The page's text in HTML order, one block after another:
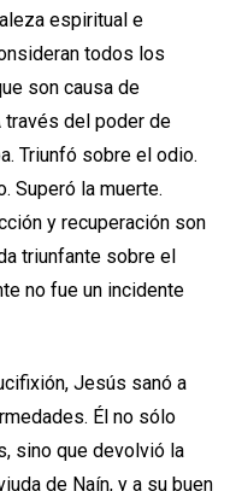
espiritual e
todos los
son causa de
través del poder de
Triunfó sobre el odio.
Superó la muerte.
y recuperación son
triunfante sobre el
no fue un incidente
Jesús sanó a
Él no sólo
sino que devolvió la
de Naín, y a su buen